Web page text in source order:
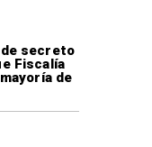
secreto
Fiscalía
de